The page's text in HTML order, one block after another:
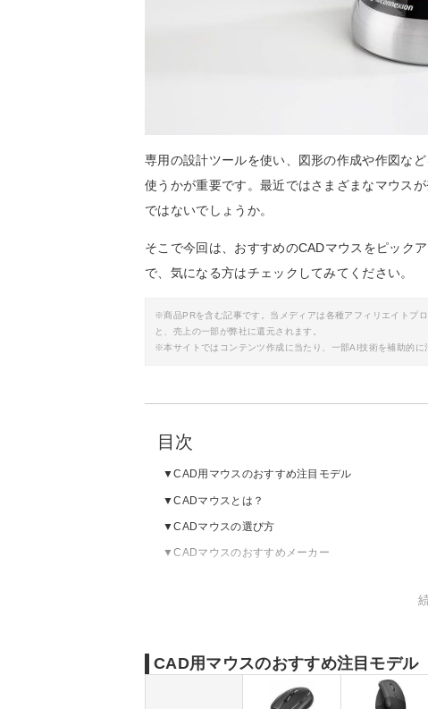
専用の設計ツールを使い、図形の作成や作図な
使うかが重要です。最近ではさまざまなマウス
ではないでしょうか。
そこで今回は、おすすめのCADマウスをピック
で、気になる方はチェックしてみてください。
※商品PRを含む記事です。当メディアは各種アフィリエイトプ
と、売上の一部が弊社に還元されます。
※本サイトではコンテンツ作成に当たり、一部AI技術を補助的に
目次
CAD用マウスのおすすめ注目モデル
CADマウスとは？
CADマウスの選び方
CADマウスのおすすめメーカー
CAD用マウスのおすすめ注目モデル